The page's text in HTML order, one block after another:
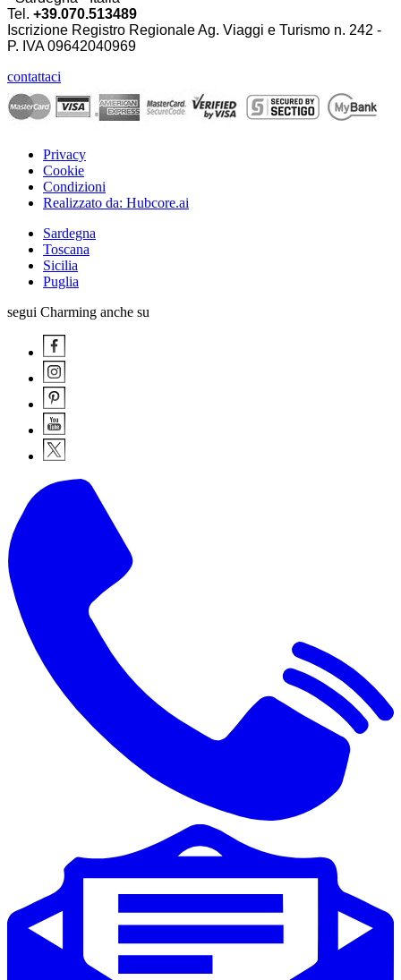
Tel. +39.070.513489
Iscrizione Registro Regionale Ag. Viaggi e Turismo n. 242 -
P. IVA09642040969
contattaci
Privacy
Cookie
Condizioni
Realizzato da: Hubcore.ai
Sardegna
Toscana
Sicilia
Puglia
segui Charming anche su